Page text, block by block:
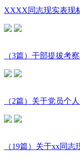
XXXX同志现实表现
（3篇）干部提拔考
（2篇）关于党员个
（19篇）关于xx同